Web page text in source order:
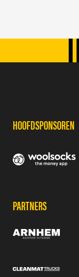
HOOFDSPONSOREN
PARTNERS